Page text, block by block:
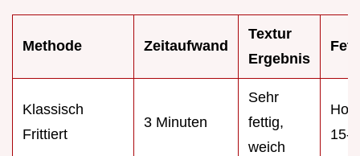
Methode Zeitaufwand
Textur
Ergebnis
Klassisch
Frittiert
3 Minuten
Sehr
fettig,
weich
15-